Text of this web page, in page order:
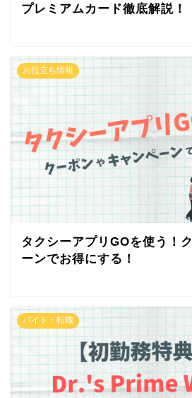
プレミアムカード徹底解説！
お役立ち情報
タクシーアプリGOを使う！
ーンでお得にする！
バイト・転職